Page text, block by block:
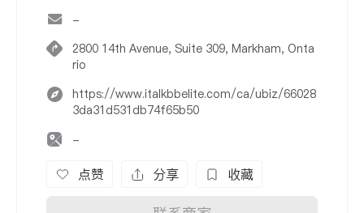
-
2800 14th Avenue, Suite 309, Markham, Onta
rio
https://www.italkbbelite.com/ca/ubiz/66028
3da31d531db74f65b50
-
点赞 分享 收藏